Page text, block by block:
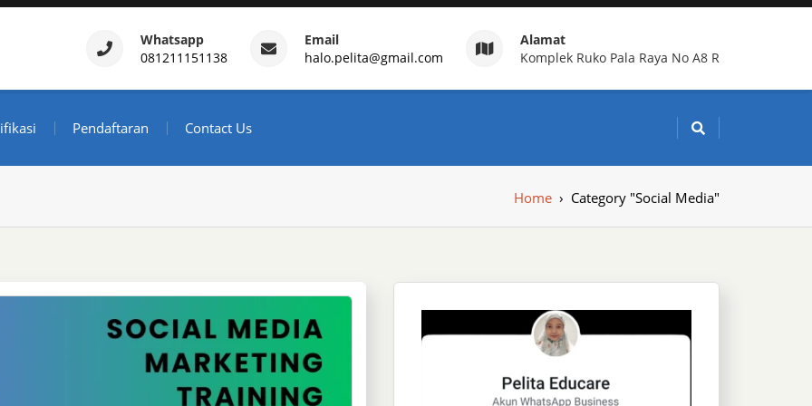
– Daftar Training Indonesia
Whatsapp
081211151138
Email
halo.pelita@gmail.com
Alamat
Komplek Ruko Pala Raya No A8 R
Pendaftaran Contact Us
Home › Category "Social Media"